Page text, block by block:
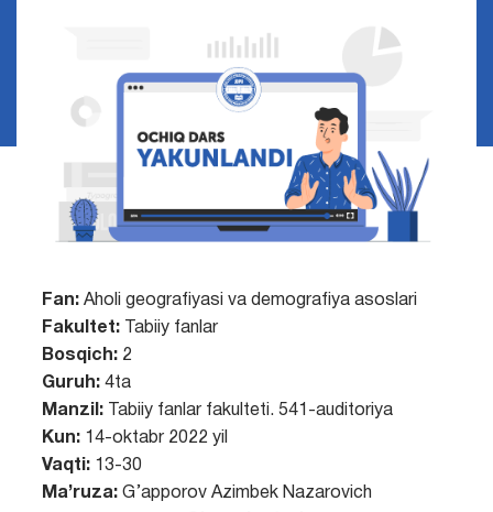
Fan: Aholi geografiyasi va demografiya asoslari
Fakultet:Tabiiy fanlar
Bosqich:2
Guruh:4ta
Manzil:Tabiiy fanlar fakulteti. 541-auditoriya
Kun: 14-oktabr 2022 yil
Vaqti:13-30
Ma’ruza:G’apporov Azimbek Nazarovich